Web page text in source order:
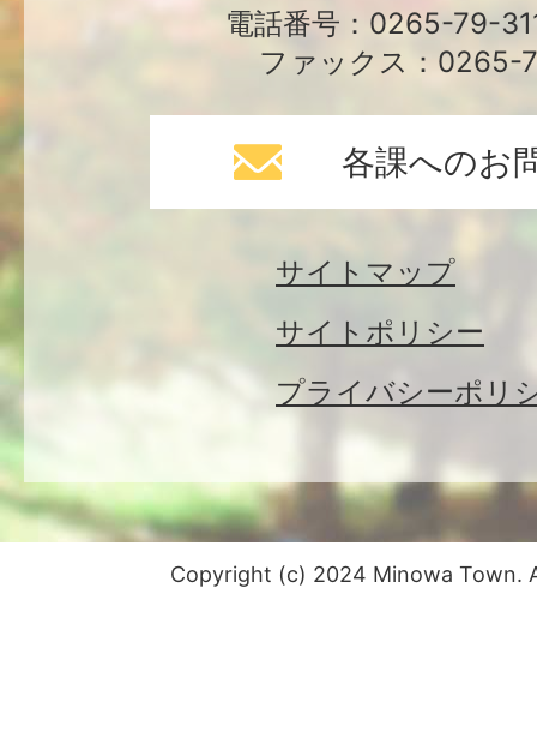
電話番号：0265-79-
ファックス：0265-
各課へのお
サイトマップ
サイトポリシー
プライバシーポリ
Copyright (c) 2024 Minowa Town.